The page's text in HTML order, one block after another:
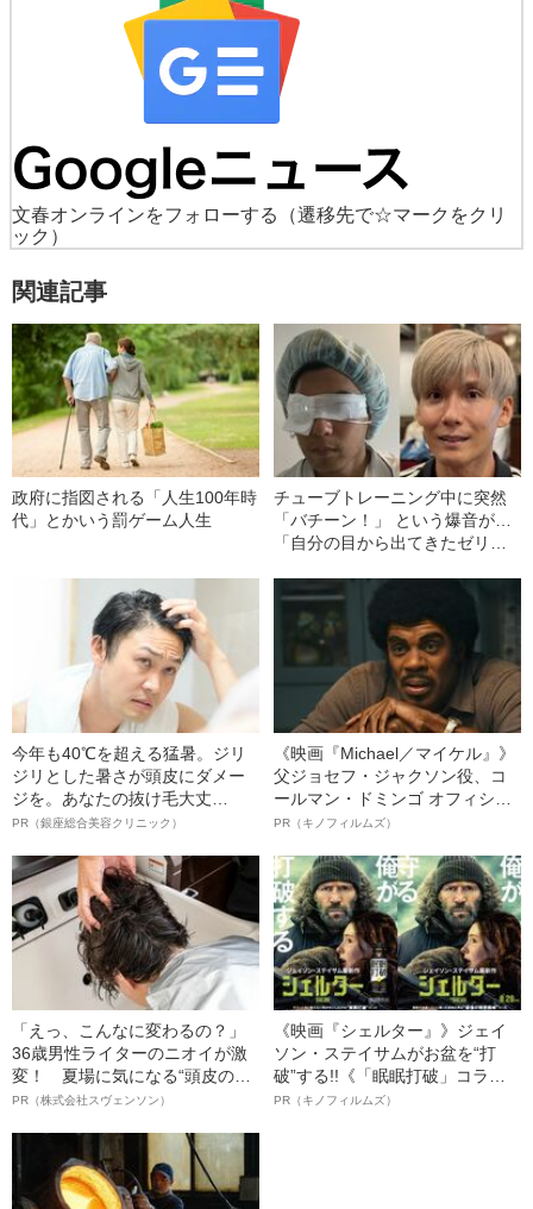
文春オンラインをフォローする
（遷移先で☆マークをクリ
ック）
関連記事
政府に指図される「人生100年時
代」とかいう罰ゲーム人生
チューブトレーニング中に突然
「バチーン！」 という爆音が…
「自分の目から出てきたゼリー
いました」柿谷や宇佐美ともプ
レーした“サッカー選手”が視覚障
害を負った“恐怖の瞬間”を明かす
今年も40℃を超える猛暑。ジリ
ジリとした暑さが頭皮にダメー
ジを。あなたの抜け毛大丈
夫！？
PR（銀座総合美容クリニック）
《映画『Michael／マイケル』》
父ジョセフ・ジャクソン役、コ
ールマン・ドミンゴ オフィシャ
ルインタビュー“観客を魅了した
語る”《日本興収70億円突破》
PR（キノフィルムズ）
「えっ、こんなに変わるの？」
36歳男性ライターのニオイが激
変！ 夏場に気になる“頭皮のニ
オイ”や“ベタつき”を解消す
ト”が生み出した徹底ケアとは
PR（株式会社スヴェンソン）
《映画『シェルター』》ジェイ
ソン・ステイサムがお盆を“打
破”する!!《「眠眠打破」コラ
ボ》
PR（キノフィルムズ）